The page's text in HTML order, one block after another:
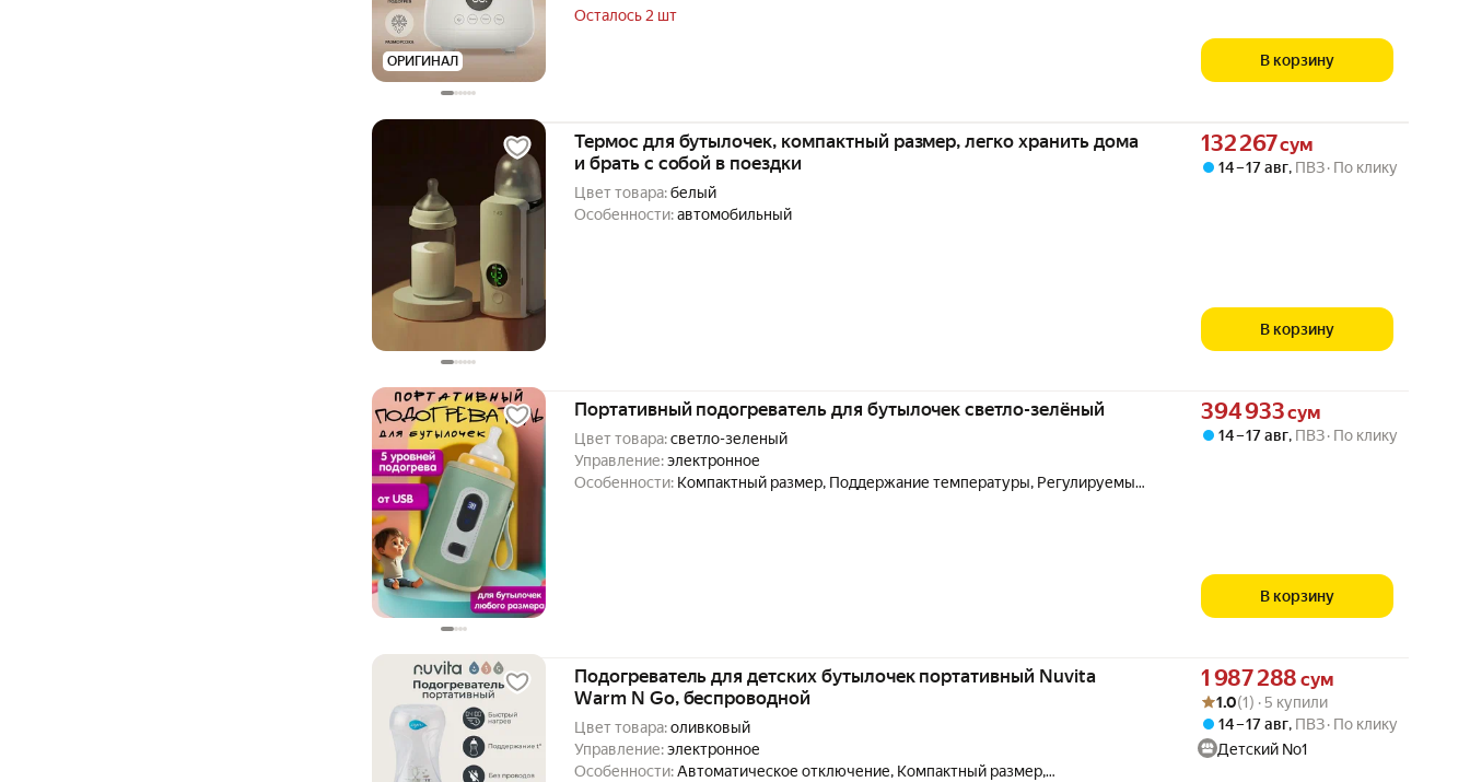
ОРИГИНАЛ
Осталось 2 шт
В корзину
Термос для бутылочек, компактный размер, легко хранить дома
и брать с собой в поездки
Цвет товара:белый
Особенности:автомобильный
Цена 132267 сум вместо
132 267сум
14 – 17 авг, ПВЗ По клику
В корзину
Портативный подогреватель для бутылочек светло-зелёный
Цвет товара:светло-зеленый
Управление:электронное
Особенности: Компактный размер, Поддержание температуры, Регулируемый
Цена 394933 сум вместо
394 933сум
14 – 17 авг, ПВЗ По клику
В корзину
Подогреватель для детских бутылочек портативный Nuvita
Warm N Go, беспроводной
Цвет товара:оливковый
Управление:электронное
Особенности:Автоматическое отключение, Компактный размер,
Цена 1987288 сум вместо
1 987 288 сум
Рейтинг товара: 1.0 из 5
Оценок: (1) · 5 купили
1.0(1) · 5 купили
14 – 17 авг, ПВЗ По клику
Детский No1